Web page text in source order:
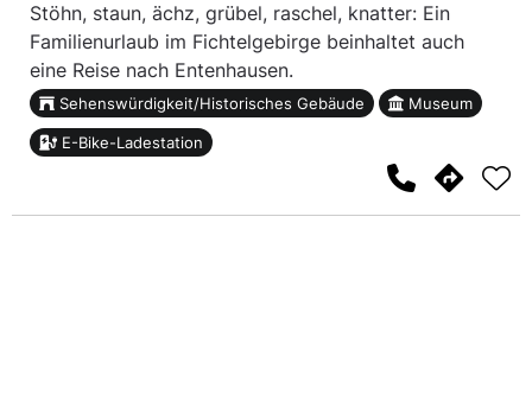
Stöhn, staun, ächz, grübel, raschel, knatter: Ein
Familienurlaub im Fichtelgebirge beinhaltet auch
eine Reise nach Entenhausen.
Sehenswürdigkeit/Historisches Gebäude Museum
E-Bike-Ladestation